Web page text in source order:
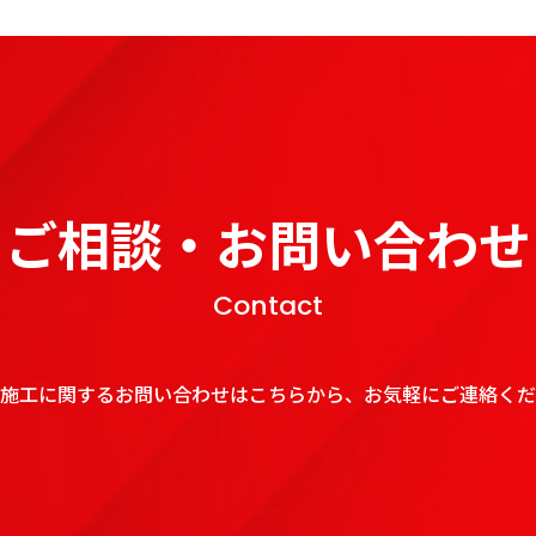
ご相談・お問い合わせ
Contact
工に関するお問い合わせはこちらから、お気軽にご連絡く